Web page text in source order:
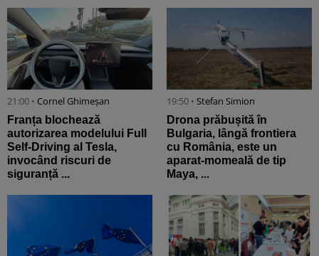
21:00 • Cornel Ghimeșan
Franța blochează
autorizarea modelului Full
Self-Driving al Tesla,
invocând riscuri de
siguranță ...
19:50 • Stefan Simion
Drona prăbușită în
Bulgaria, lângă frontiera
cu România, este un
aparat-momeală de tip
Maya, ...